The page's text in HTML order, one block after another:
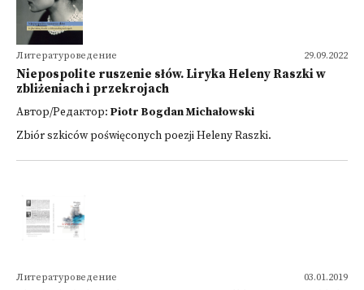
29.09.2022
Литературоведение
Niepospolite ruszenie słów. Liryka Heleny Raszki w
zbliżeniach i przekrojach
Автор/Редактор: Piotr Bogdan Michałowski
Zbiór szkiców poświęconych poezji Heleny Raszki.
03.01.2019
Литературоведение